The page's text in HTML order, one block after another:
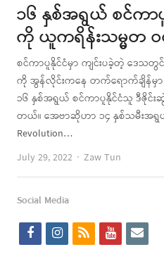
၁၆ နှစ်အရွယ် စင်ကာ
ကို ယူကရိန်းသမ္မတ
စင်ကာပူနိုင်ငံမှာ ကျင်းပခဲ့တဲ့ ဒေသတွ
ကို အွန်လိုင်းကနေ တက်ရောက်ချိန်မှ
၁၆ နှစ်အရွယ် စင်ကာပူနိုင်ငံသူ ဒီဇိုင်
တယ်။ အေဗာဆိုဟာ ၁၄ နှစ်သမီးအရွယ်
Revolution…
July 29, 2022
Author
Zaw Tun
Social Media
f
i
r
y
e